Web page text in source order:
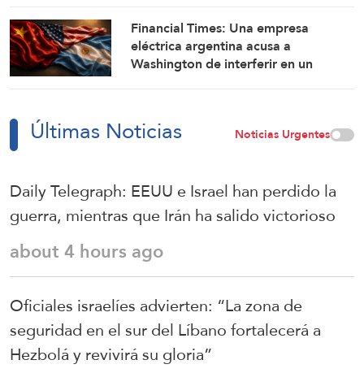
Financial Times: Una empresa
eléctrica argentina acusa a
Washington de interferir en un
Últimas Noticias Noticias Urgentes
Daily Telegraph: EEUU e Israel han perdido la
guerra, mientras que Irán ha salido victorioso
about 4 hours ago
Oficiales israelíes advierten: “La zona de
seguridad en el sur del Líbano fortalecerá a
Hezbolá y revivirá su gloria”